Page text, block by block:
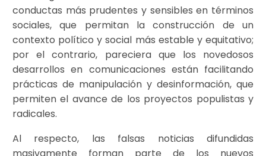
conductas más prudentes y sensibles en términos
sociales, que permitan la construcción de un
contexto político y social más estable y equitativo;
por el contrario, pareciera que los novedosos
desarrollos en comunicaciones están facilitando
prácticas de manipulación y desinformación, que
permiten el avance de los proyectos populistas y
radicales.
Al respecto, las falsas noticias difundidas